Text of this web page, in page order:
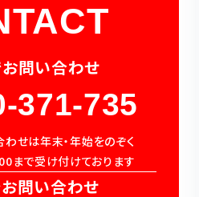
問い合わせ
371-735
せは年末・年始をのぞく
まで受け付けております
問い合わせ